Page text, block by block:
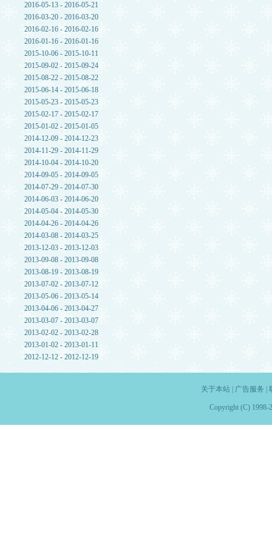
2016-05-13 - 2016-05-21
2016-03-20 - 2016-03-20
2016-02-16 - 2016-02-16
2016-01-16 - 2016-01-16
2015-10-06 - 2015-10-11
2015-09-02 - 2015-09-24
2015-08-22 - 2015-08-22
2015-06-14 - 2015-06-18
2015-05-23 - 2015-05-23
2015-02-17 - 2015-02-17
2015-01-02 - 2015-01-05
2014-12-09 - 2014-12-23
2014-11-29 - 2014-11-29
2014-10-04 - 2014-10-20
2014-09-05 - 2014-09-05
2014-07-29 - 2014-07-30
2014-06-03 - 2014-06-20
2014-05-04 - 2014-05-30
2014-04-26 - 2014-04-26
2014-03-08 - 2014-03-25
2013-12-03 - 2013-12-03
2013-09-08 - 2013-09-08
2013-08-19 - 2013-08-19
2013-07-02 - 2013-07-12
2013-05-06 - 2013-05-14
2013-04-06 - 2013-04-27
2013-03-07 - 2013-03-07
2013-02-02 - 2013-02-28
2013-01-02 - 2013-01-11
2012-12-12 - 2012-12-19
关于本站| 广告服务
Copyright (C) 1998-